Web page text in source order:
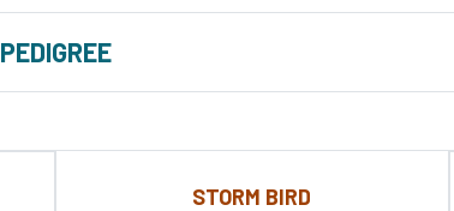
PEDIGREE
STORM BIRD